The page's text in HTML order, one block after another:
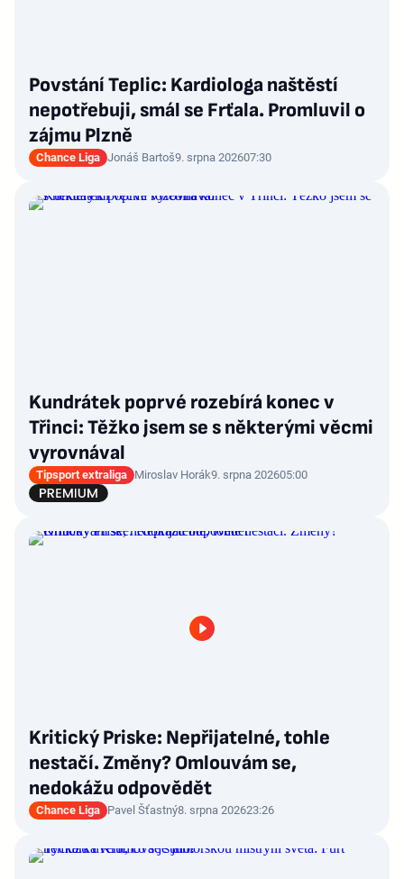
Povstání Teplic: Kardiologa naštěstí
nepotřebuji, smál se Frťala. Promluvil o
zájmu Plzně
Chance Liga Jonáš Bartoš9. srpna 202607:30
Kundrátek poprvé rozebírá konec v
Třinci: Těžko jsem se s některými věcmi
vyrovnával
Tipsport extraliga Miroslav Horák9. srpna 202605:00
Kritický Priske: Nepřijatelné, tohle
nestačí. Změny? Omlouvám se,
nedokážu odpovědět
Chance Liga Pavel Šťastný8. srpna 202623:26